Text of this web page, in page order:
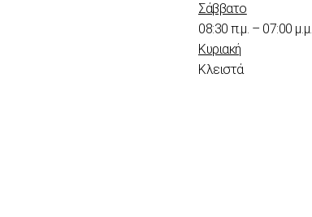
Σάββατο
08:30 π.μ. – 07:00 μ.μ.
Κυριακή
Κλειστά